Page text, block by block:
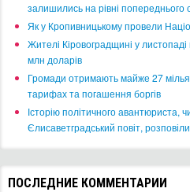
залишились на рівні попереднього
​Як у Кропивницькому провели
​Жителі Кіровоградщині у
млн доларів
​Громади отримають майже 27
тарифах та погашення боргів
Історію політичного авантюриста,
Єлисаветградський повіт,
ПОСЛЕДНИЕ КОММЕНТАРИИ